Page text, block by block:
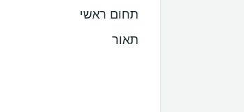
תחום ראשי
תאור